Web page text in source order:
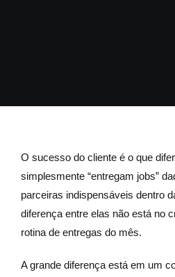
O sucesso do cliente é o que
simplesmente “entregam jobs”
parceiras indispensáveis dentro
diferença entre elas não está no
rotina de entregas do mês.
A grande diferença está em um